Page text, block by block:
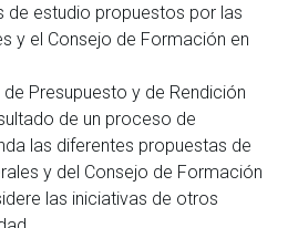
de estudio propuestos por las
y el Consejo de Formación en
Presupuesto y de Rendición
de un proceso de
las diferentes propuestas de
y del Consejo de Formación
las iniciativas de otros